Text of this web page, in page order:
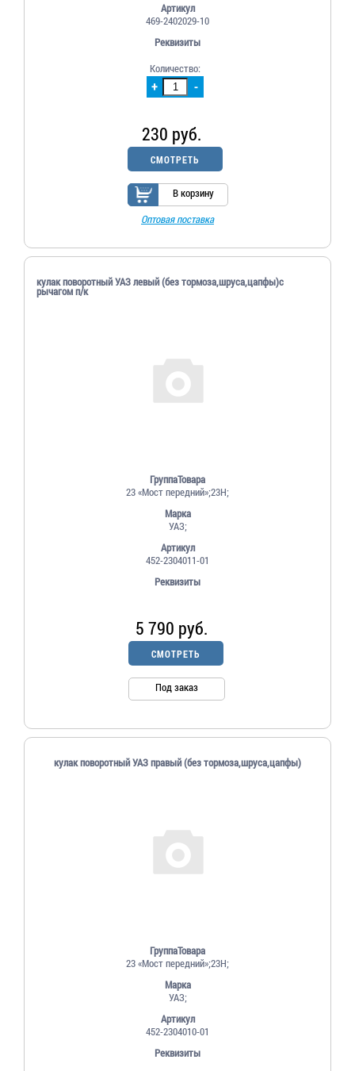
Артикул
469-2402029-10
Реквизиты
+ -
Количество:
230 руб.
СМОТРЕТЬ
В корзину
Оптовая поставка
кулак поворотный УАЗ левый (без тормоза,шруса,цапфы)с
рычагом п/к
ГруппаТовара
23 «Мост передний»;23Н;
Марка
УАЗ;
Артикул
452-2304011-01
Реквизиты
5 790 руб.
СМОТРЕТЬ
Под заказ
кулак поворотный УАЗ правый (без тормоза,шруса,цапфы)
ГруппаТовара
23 «Мост передний»;23Н;
Марка
УАЗ;
Артикул
452-2304010-01
Реквизиты